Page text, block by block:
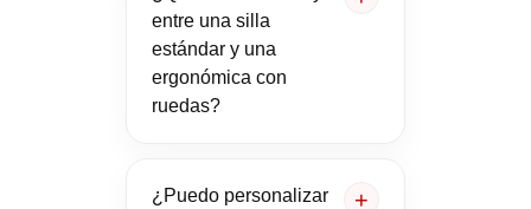
entre una silla
estándar y una
ergonómica con
ruedas?
¿Puedo personalizar